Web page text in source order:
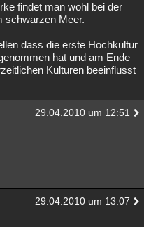
findet man wohl bei der
schwarzen Meer.
dass die erste Hochkultur
hat und am Ende
Kulturen beeinflusst
29.04.2010 um 12:51
29.04.2010 um 13:07